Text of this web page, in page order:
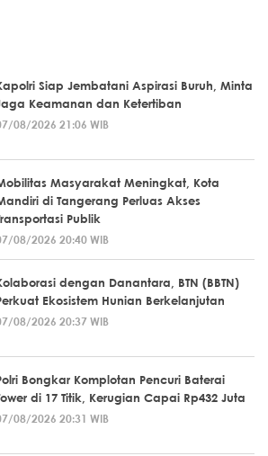
Siap Jembatani Aspirasi Buruh, Minta
Keamanan dan Ketertiban
08/2026 21:06 WIB
Masyarakat Meningkat, Kota
di Tangerang Perluas Akses
Publik
08/2026 20:40 WIB
dengan Danantara, BTN (BBTN)
Ekosistem Hunian Berkelanjutan
08/2026 20:37 WIB
Bongkar Komplotan Pencuri Baterai
di 17 Titik, Kerugian Capai Rp432 Juta
08/2026 20:31 WIB